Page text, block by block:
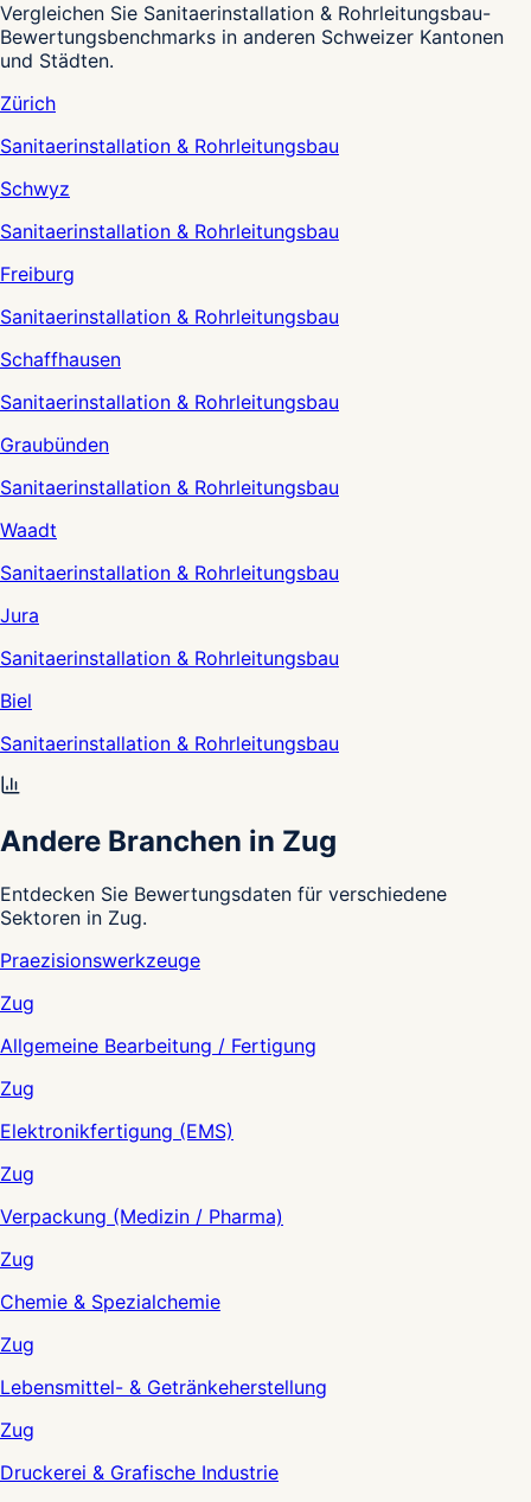
Vergleichen Sie Sanitaerinstallation & Rohrleitungsbau-
Bewertungsbenchmarks in anderen Schweizer Kantonen
und Städten.
Zürich
Sanitaerinstallation & Rohrleitungsbau
Schwyz
Sanitaerinstallation & Rohrleitungsbau
Freiburg
Sanitaerinstallation & Rohrleitungsbau
Schaffhausen
Sanitaerinstallation & Rohrleitungsbau
Graubünden
Sanitaerinstallation & Rohrleitungsbau
Waadt
Sanitaerinstallation & Rohrleitungsbau
Jura
Sanitaerinstallation & Rohrleitungsbau
Biel
Sanitaerinstallation & Rohrleitungsbau
Andere Branchen in Zug
Entdecken Sie Bewertungsdaten für verschiedene
Sektoren in Zug.
Praezisionswerkzeuge
Zug
Allgemeine Bearbeitung / Fertigung
Zug
Elektronikfertigung (EMS)
Zug
Verpackung (Medizin / Pharma)
Zug
Chemie & Spezialchemie
Zug
Lebensmittel- & Getränkeherstellung
Zug
Druckerei & Grafische Industrie